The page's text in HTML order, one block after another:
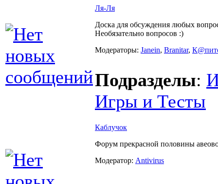
Ля-Ля
Доска для обсуждения любых
Необязательно вопросов :)
Модераторы: Janein, Branitar,
Подразделы:
Игры и Тесты
Каблучок
Форум прекрасной половины
Модератор: Antivirus